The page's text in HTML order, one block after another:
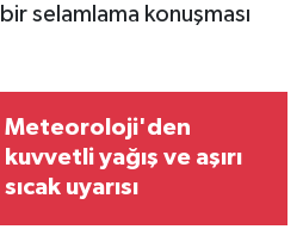
selamlama konuşması
Meteoroloji'den
kuvvetli yağış ve aşırı
sıcak uyarısı